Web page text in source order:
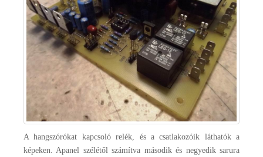
A hangszórókat kapcsoló relék, és a csatlakozóik láthatók a
képeken. Apanel szélétől számítva második és negyedik sarura